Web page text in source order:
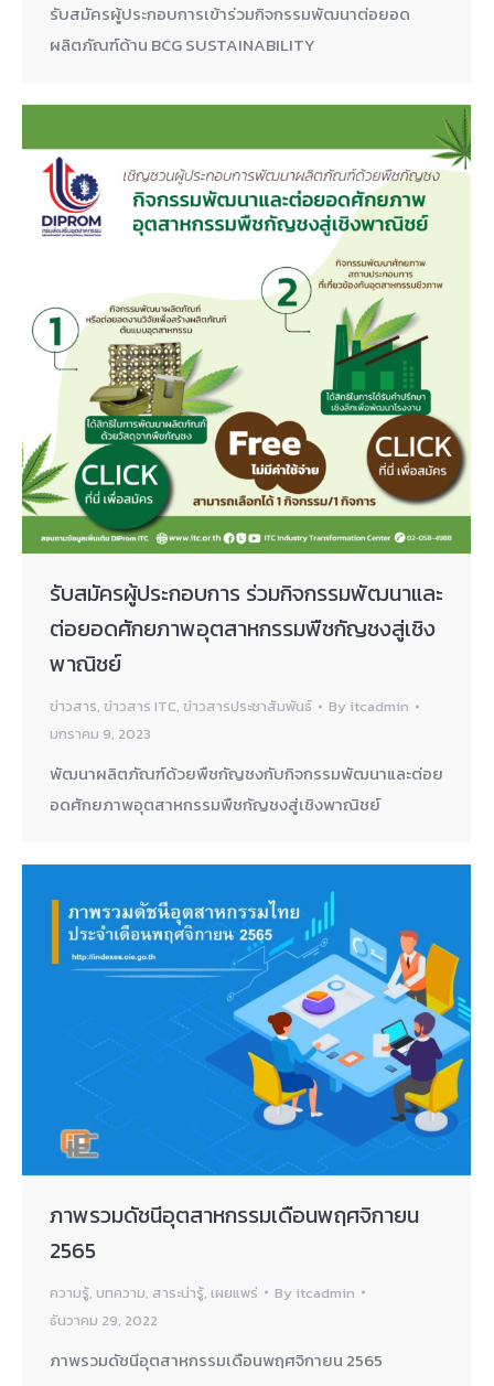
รับสมัครผู้ประกอบการเข้าร่วมกิจกรรมพัฒนาต่อยอด
ผลิตภัณฑ์ด้าน BCG SUSTAINABILITY
รับสมัครผู้ประกอบการ ร่วมกิจกรรมพัฒนาและ
ต่อยอดศักยภาพอุตสาหกรรมพืชกัญชงสู่เชิง
พาณิชย์
ข่าวสาร, ข่าวสาร ITC, ข่าวสารประชาสัมพันธ์ By itcadmin
มกราคม 9, 2023
พัฒนาผลิตภัณฑ์ด้วยพืชกัญชงกับกิจกรรมพัฒนาและต่อย
อดศักยภาพอุตสาหกรรมพืชกัญชงสู่เชิงพาณิชย์
ภาพรวมดัชนีอุตสาหกรรมเดือนพฤศจิกายน
2565
ความรู้, บทความ, สาระน่ารู้, เผยแพร่ By itcadmin
ธันวาคม 29, 2022
ภาพรวมดัชนีอุตสาหกรรมเดือนพฤศจิกายน 2565